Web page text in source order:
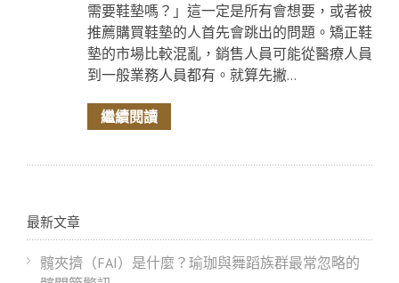
需要鞋墊嗎？」這一定是所有會想要，或者被
推薦購買鞋墊的人首先會跳出的問題。矯正鞋
墊的市場比較混亂，銷售人員可能從醫療人員
到一般業務人員都有。就算先撇...
繼續閱讀
最新文章
髖夾擠（FAI）是什麼？瑜珈與舞蹈族群最常忽略的